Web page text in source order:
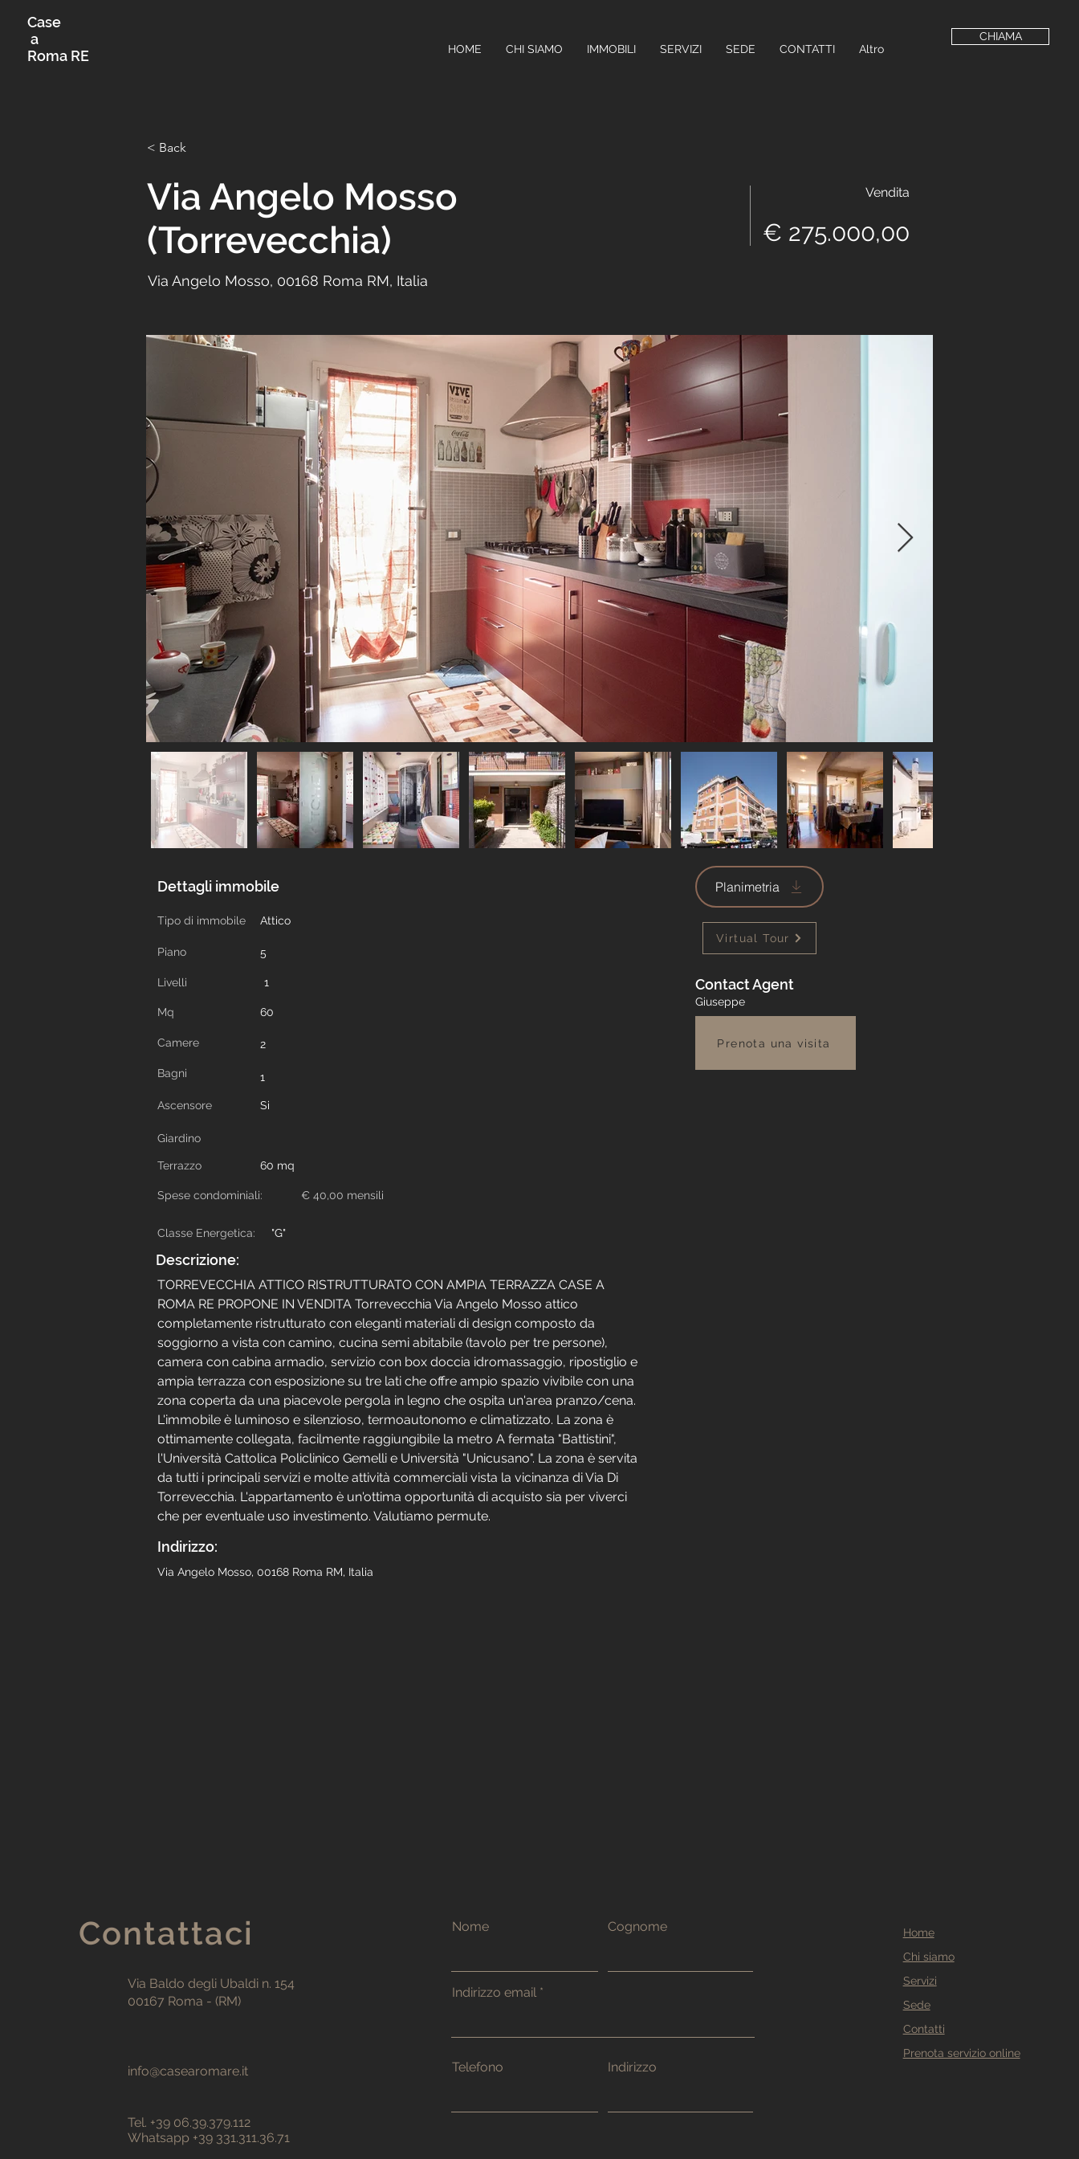
Case
a
Roma RE
HOME CHI SIAMO IMMOBILI SERVIZI SEDE CONTATTI Altro
CHIAMA
< Back
Via Angelo Mosso
(Torrevecchia)
Via Angelo Mosso, 00168 Roma RM, Italia
Vendita
€ 275.000,00
Dettagli immobile
Tipo di immobile Attico
Piano 5
Livelli 1
Mq 60
Camere 2
1
Bagni
Ascensore Si
Giardino
Terrazzo 60 mq
€ 40,00 mensili
Spese condominiali:
Classe Energetica: "G"
Planimetria
Virtual Tour
Contact Agent
Giuseppe
Prenota una visita
Descrizione:
TORREVECCHIA ATTICO RISTRUTTURATO CON AMPIA TERRAZZA CASE A
ROMA RE PROPONE IN VENDITA Torrevecchia Via Angelo Mosso attico
completamente ristrutturato con eleganti materiali di design composto da
soggiorno a vista con camino, cucina semi abitabile (tavolo per tre persone),
camera con cabina armadio, servizio con box doccia idromassaggio, ripostiglio e
ampia terrazza con esposizione su tre lati che offre ampio spazio vivibile con una
zona coperta da una piacevole pergola in legno che ospita un'area pranzo/cena.
L'immobile è luminoso e silenzioso, termoautonomo e climatizzato. La zona è
ottimamente collegata, facilmente raggiungibile la metro A fermata "Battistini",
l'Università Cattolica Policlinico Gemelli e Università "Unicusano". La zona è servita
da tutti i principali servizi e molte attività commerciali vista la vicinanza di Via Di
Torrevecchia. L'appartamento è un'ottima opportunità di acquisto sia per viverci
che per eventuale uso investimento. Valutiamo permute.
Indirizzo:
Via Angelo Mosso, 00168 Roma RM, Italia
Contattaci
Via Baldo degli Ubaldi n. 154
00167 Roma - (RM)
info@casearomare.it
Tel. +39 06.39.379.112
Whatsapp +39 331.311.36.71
Nome Cognome
Indirizzo email
Telefono Indirizzo
Home
Chi siamo
Servizi
Sede
Contatti
Prenota servizio online